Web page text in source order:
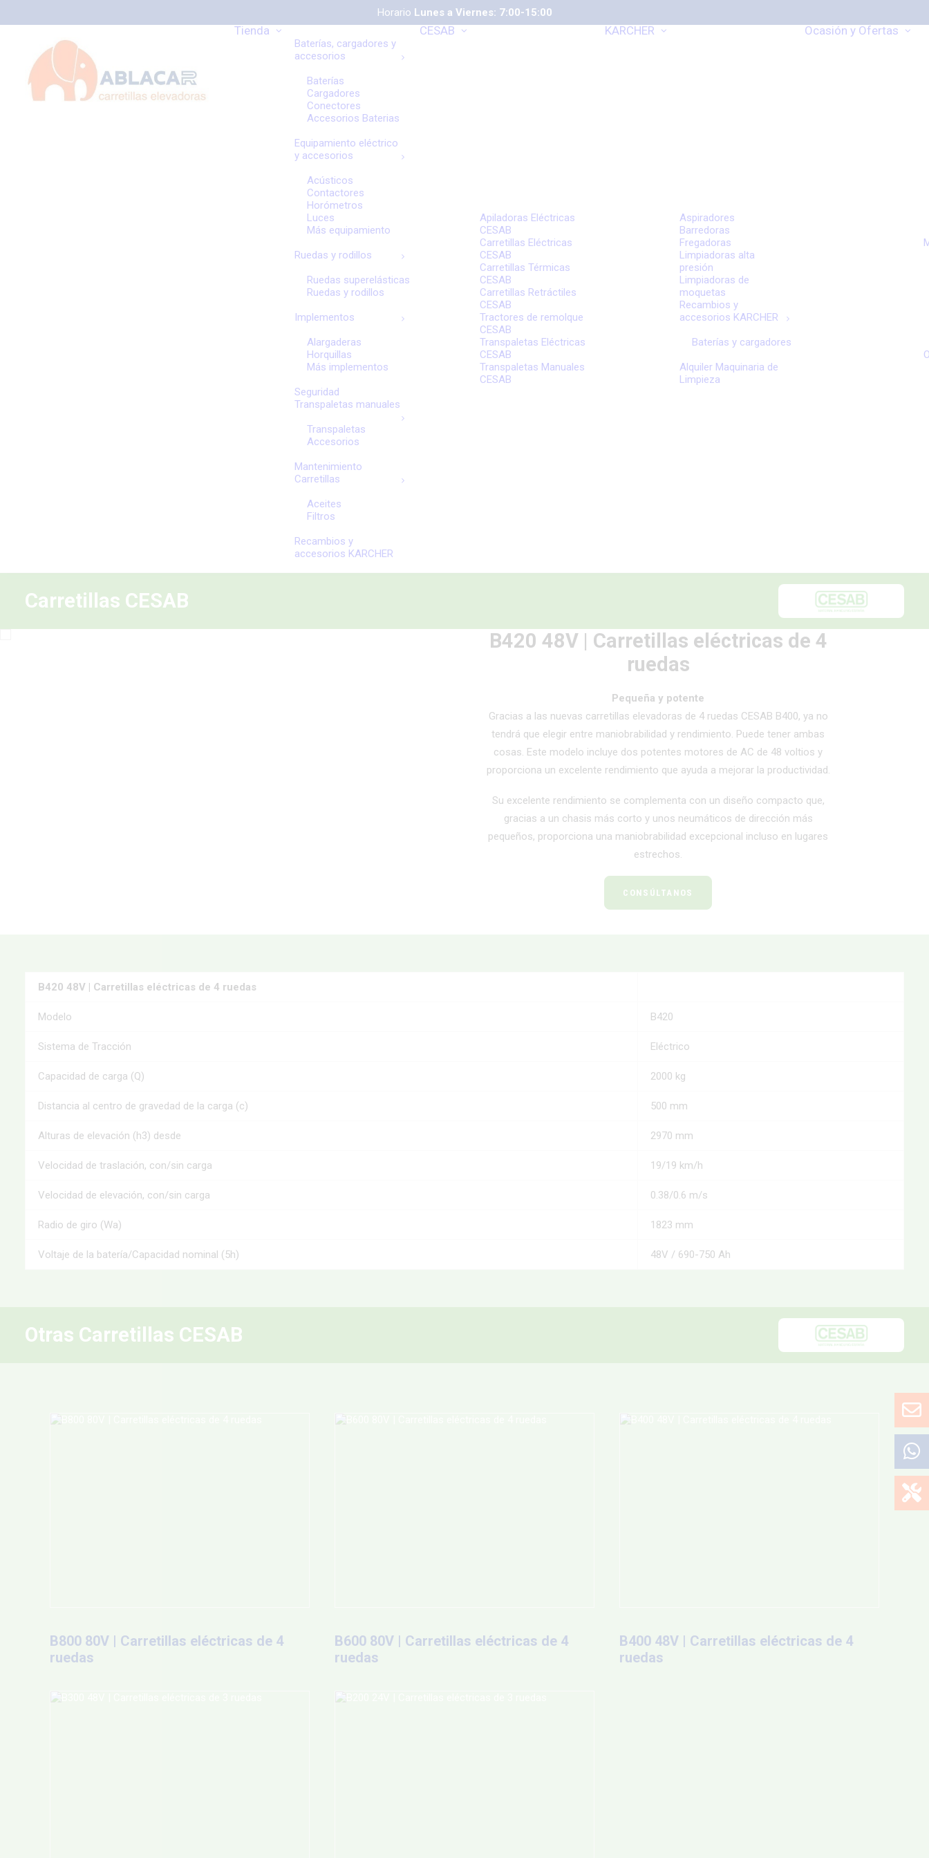
Horario Lunes a Viernes: 7:00-15:00
Tienda
Baterías, cargadores y
accesorios
Baterías
Cargadores
Conectores
Accesorios Baterias
Equipamiento eléctrico
y accesorios
Acústicos
Contactores
Horómetros
Luces
Más equipamiento
Ruedas y rodillos
Ruedas superelásticas
Ruedas y rodillos
Implementos
Alargaderas
Horquillas
Más implementos
Seguridad
Transpaletas manuales
Transpaletas
Accesorios
Mantenimiento
Carretillas
Aceites
Filtros
Recambios y
accesorios KARCHER
CESAB
Apiladoras Eléctricas
CESAB
Carretillas Eléctricas
CESAB
Carretillas Térmicas
CESAB
Carretillas Retráctiles
CESAB
Tractores de remolque
CESAB
Transpaletas Eléctricas
CESAB
Transpaletas Manuales
CESAB
KARCHER
Aspiradores
Barredoras
Fregadoras
Limpiadoras alta
presión
Limpiadoras de
moquetas
Recambios y
accesorios KARCHER
Baterías y cargadores
Alquiler Maquinaria de
Limpieza
Ocasión y Ofertas
Carretillas CESAB
B420 48V | Carretillas eléctricas de 4
ruedas
Pequeña y potente
Gracias a las nuevas carretillas elevadoras de 4 ruedas CESAB B400, ya no
tendrá que elegir entre maniobrabilidad y rendimiento. Puede tener ambas
cosas. Este modelo incluye dos potentes motores de AC de 48 voltios y
proporciona un excelente rendimiento que ayuda a mejorar la productividad.
Su excelente rendimiento se complementa con un diseño compacto que,
gracias a un chasis más corto y unos neumáticos de dirección más
pequeños, proporciona una maniobrabilidad excepcional incluso en lugares
estrechos.
CONSÚLTANOS
B420 48V | Carretillas eléctricas de 4 ruedas
Modelo B420
Sistema de Tracción Eléctrico
Capacidad de carga (Q) 2000 kg
Distancia al centro de gravedad de la carga (c) 500 mm
Alturas de elevación (h3) desde 2970 mm
Velocidad de traslación, con/sin carga 19/19 km/h
Velocidad de elevación, con/sin carga 0.38/0.6 m/s
Radio de giro (Wa) 1823 mm
Voltaje de la batería/Capacidad nominal (5h) 48V / 690-750 Ah
Otras Carretillas CESAB
B800 80V | Carretillas eléctricas de 4
ruedas
B600 80V | Carretillas eléctricas de 4
ruedas
B400 48V | Carretillas eléctricas de 4
ruedas